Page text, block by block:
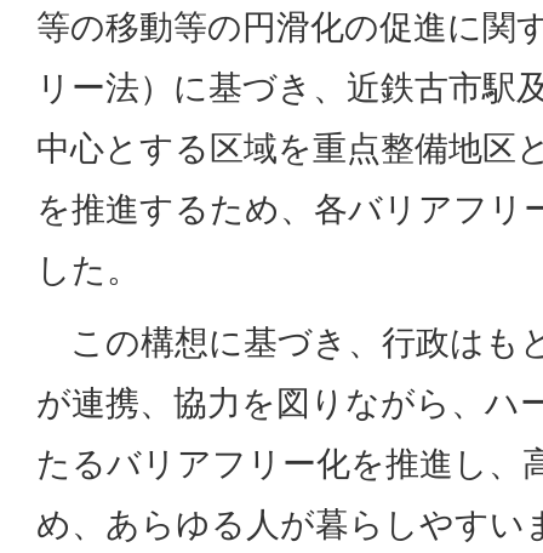
等の移動等の円滑化の促進に関
リー法）に基づき、近鉄古市駅
中心とする区域を重点整備地区
を推進するため、各バリアフリ
した。
この構想に基づき、行政はも
が連携、協力を図りながら、ハ
たるバリアフリー化を推進し、
め、あらゆる人が暮らしやすい